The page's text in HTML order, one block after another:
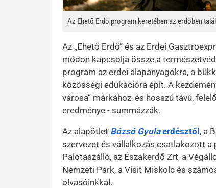
Az Ehető Erdő program keretében az erdőben
Az „Ehető Erdő” és az Erdei
módon kapcsolja össze a
program az erdei alapanyagokra, a
közösségi edukációra épít. A
városa” márkához, és hosszú távú,
eredménye - summázzák.
Az alapötlet Bózsó Gyulaerdésztől , a
szervezet és vállalkozás csatlakozott
Palotaszálló, az Északerdő Zrt, a
Nemzeti Park, a Visit Miskolc és
olvasóinkkal.